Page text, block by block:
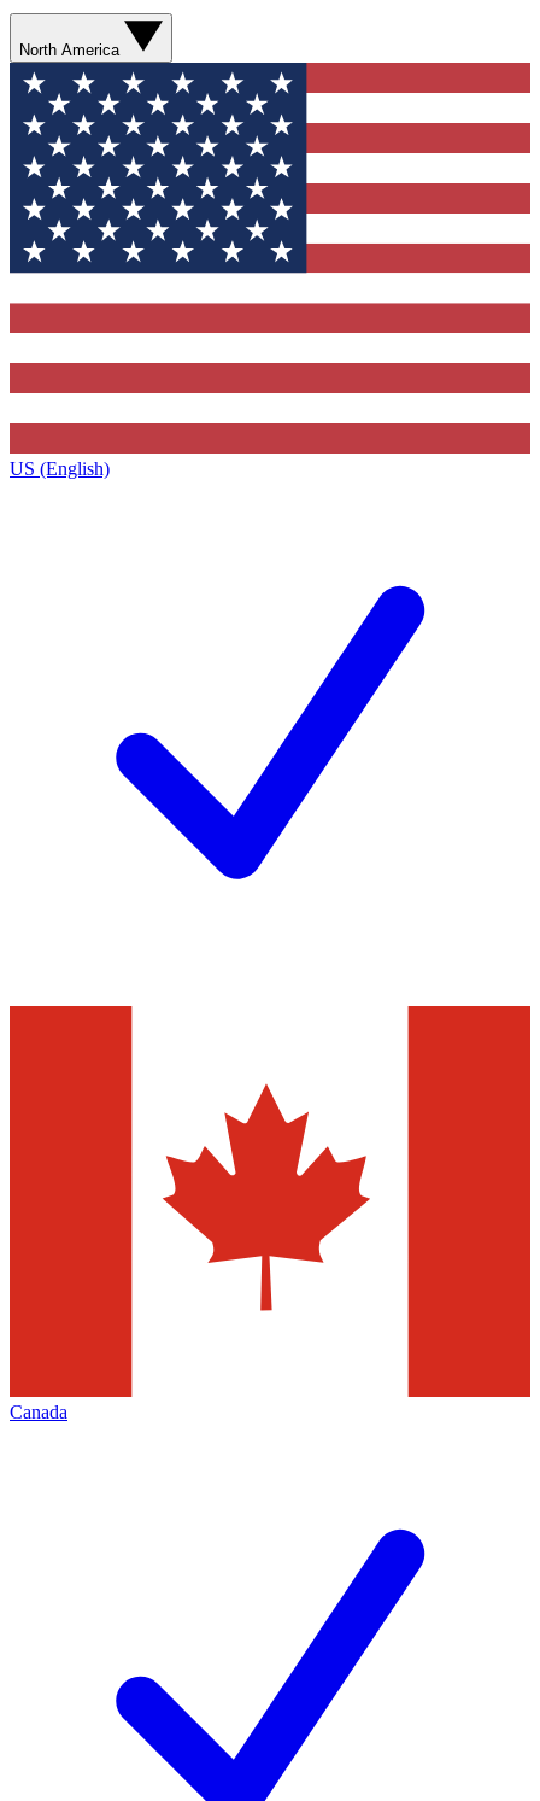
North America
US (English)
Canada